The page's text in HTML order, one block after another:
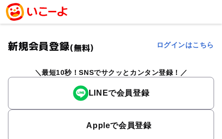
新規会員登録(無料) ログインはこちら
最短10秒！SNSでサクッとカンタン登録！
LINEで会員登録
Appleで会員登録